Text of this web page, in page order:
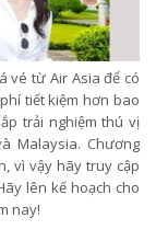
vé từ Air Asia để có
tiết kiệm hơn bao
trải nghiệm thú vị
Malaysia. Chương
vì vậy hãy truy cập
lên kế hoạch cho
nay!